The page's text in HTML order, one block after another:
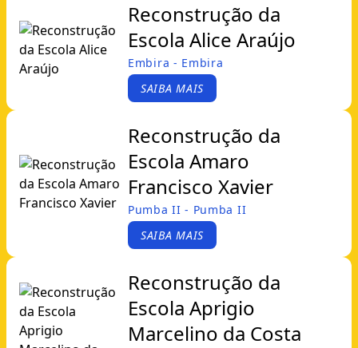
Reconstrução da
Escola Alice Araújo
Embira - Embira
SAIBA MAIS
Reconstrução da
Escola Amaro
Francisco Xavier
Pumba II - Pumba II
SAIBA MAIS
Reconstrução da
Escola Aprigio
Marcelino da Costa